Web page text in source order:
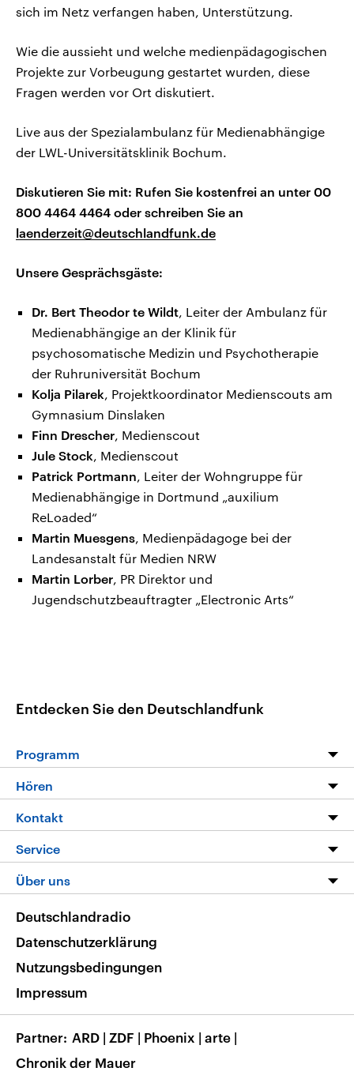
sich im Netz verfangen haben, Unterstützung.
Wie die aussieht und welche medienpädagogischen
Projekte zur Vorbeugung gestartet wurden, diese
Fragen werden vor Ort diskutiert.
Live aus der Spezialambulanz für Medienabhängige
der LWL-Universitätsklinik Bochum.
Diskutieren Sie mit: Rufen Sie kostenfrei an unter 00
800 4464 4464 oder schreiben Sie an
laenderzeit@deutschlandfunk.de
Unsere Gesprächsgäste:
Dr. Bert Theodor te Wildt, Leiter der Ambulanz für
Medienabhängige an der Klinik für
psychosomatische Medizin und Psychotherapie
der Ruhruniversität Bochum
Kolja Pilarek, Projektkoordinator Medienscouts am
Gymnasium Dinslaken
Finn Drescher, Medienscout
Jule Stock, Medienscout
Patrick Portmann, Leiter der Wohngruppe für
Medienabhängige in Dortmund „auxilium
ReLoaded“
Martin Muesgens, Medienpädagoge bei der
Landesanstalt für Medien NRW
Martin Lorber, PR Direktor und
Jugendschutzbeauftragter „Electronic Arts“
Entdecken Sie den Deutschlandfunk
Programm
Programm
Die Nachrichten
Nachrichtenleicht
Neue Beiträge auf dlf.de
Hören
Livestream
Podcasts
Deutschlandfunk App
Nachrichten App
Frequenzen
Kontakt
Hörerservice
Service
FAQ
Veranstaltungen
Musikliste
RSS
Über uns
Barrierefreiheit
Deutschlandradio
Datenschutzerklärung
Nutzungsbedingungen
Impressum
Partner ARD | ZDF | Phoenix | arte |
Chronik der Mauer